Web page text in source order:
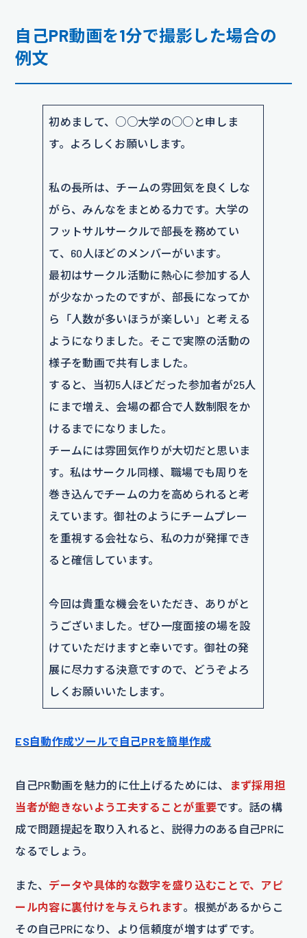
自己PR動画を1分で撮影した場合の
例文
初めまして、○○大学の○○と申しま
す。よろしくお願いします。
私の長所は、チームの雰囲気を良くしな
がら、みんなをまとめる力です。大学の
フットサルサークルで部長を務めてい
て、60人ほどのメンバーがいます。
最初はサークル活動に熱心に参加する人
が少なかったのですが、部長になってか
ら「人数が多いほうが楽しい」と考える
ようになりました。そこで実際の活動の
様子を動画で共有しました。
すると、当初5人ほどだった参加者が25人
にまで増え、会場の都合で人数制限をか
けるまでになりました。
チームには雰囲気作りが大切だと思いま
す。私はサークル同様、職場でも周りを
巻き込んでチームの力を高められると考
えています。御社のようにチームプレー
を重視する会社なら、私の力が発揮でき
ると確信しています。
今回は貴重な機会をいただき、ありがと
うございました。ぜひ一度面接の場を設
けていただけますと幸いです。御社の発
展に尽力する決意ですので、どうぞよろ
しくお願いいたします。
ES自動作成ツールで自己PRを簡単作成
自己PR動画を魅力的に仕上げるためには、
まず採用担
当者が飽きないよう工夫することが重要です。話の構
成で問題提起を取り入れると、説得力のある自己PRに
なるでしょう。
また、 データや具体的な数字を盛り込むことで、アピ
ール内容に裏付けを与えられます。根拠があるからこ
その自己PRになり、より信頼度が増すはずです。